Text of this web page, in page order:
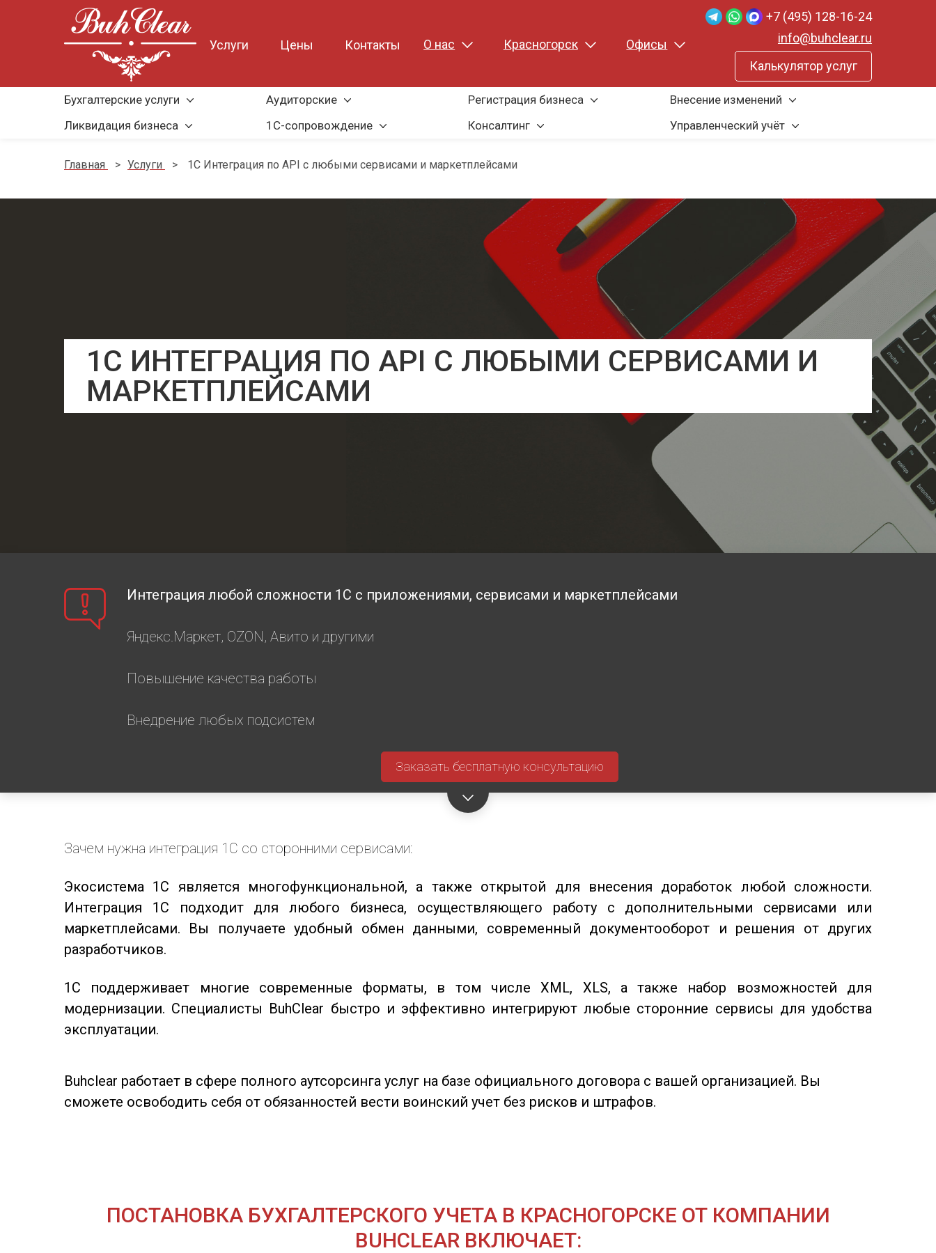
Услуги Цены Контакты О нас Красногорск Офисы
+7 (495) 128-16-24
info@buhclear.ru
Калькулятор услуг
Бухгалтерские услуги Аудиторские Регистрация бизнеса
Внесение изменений
Ликвидация бизнеса
1С-сопровождение Консалтинг Управленческий учёт
Главная > Услуги > 1С Интеграция по API с любыми сервисами и маркетплейсами
1С ИНТЕГРАЦИЯ ПО API С ЛЮБЫМИ СЕРВИСАМИ И
МАРКЕТПЛЕЙСАМИ
Интеграция любой сложности 1С с приложениями, сервисами и маркетплейсами
Яндекс.Маркет, OZON, Авито и другими
Повышение качества работы
Внедрение любых подсистем
Зачем нужна интеграция 1С со сторонними сервисами:
Экосистема 1С является многофункциональной, а также открытой для внесения доработок любой сложности.
Интеграция 1С подходит для любого бизнеса, осуществляющего работу с дополнительными сервисами или
маркетплейсами. Вы получаете удобный обмен данными, современный документооборот и решения от других
разработчиков.
1С поддерживает многие современные форматы, в том числе XML, XLS, а также набор возможностей для
модернизации. Специалисты BuhClear быстро и эффективно интегрируют любые сторонние сервисы для удобства
эксплуатации.
Buhclear работает в сфере полного аутсорсинга услуг на базе официального договора с вашей организацией. Вы
сможете освободить себя от обязанностей вести воинский учет без рисков и штрафов.
ПОСТАНОВКА БУХГАЛТЕРСКОГО УЧЕТА В КРАСНОГОРСКЕ ОТ КОМПАНИИ
BUHCLEAR ВКЛЮЧАЕТ: